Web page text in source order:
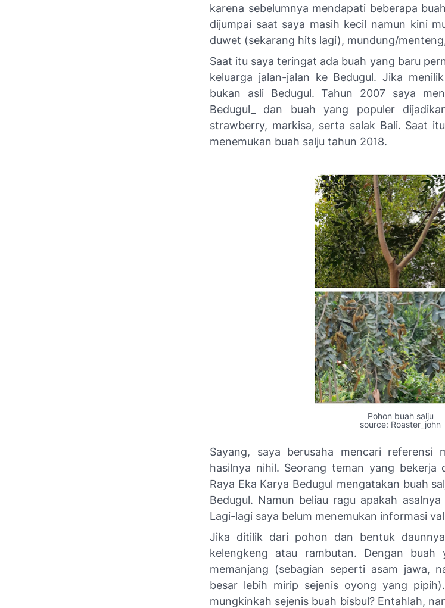
karena sebelumnya mendapati beberapa
dijumpai saat saya masih kecil namun kini
duwet (sekarang hits lagi), mundung/
Saat itu saya teringat ada buah yang baru
keluarga jalan-jalan ke Bedugul. Jika
bukan asli Bedugul. Tahun 2007 saya
Bedugul_ dan buah yang populer
strawberry, markisa, serta salak Bali. Saat
menemukan buah salju tahun 2018.
Pohon buah salju
source: Roaster_john
Sayang, saya berusaha mencari referensi
hasilnya nihil. Seorang teman yang bekerja
Raya Eka Karya Bedugul mengatakan buah
Bedugul. Namun beliau ragu apakah
Lagi-lagi saya belum menemukan informasi
Jika ditilik dari pohon dan bentuk
kelengkeng atau rambutan. Dengan
memanjang (sebagian seperti asam jawa,
besar lebih mirip sejenis oyong yang
mungkinkah sejenis buah bisbul? Entahlah,